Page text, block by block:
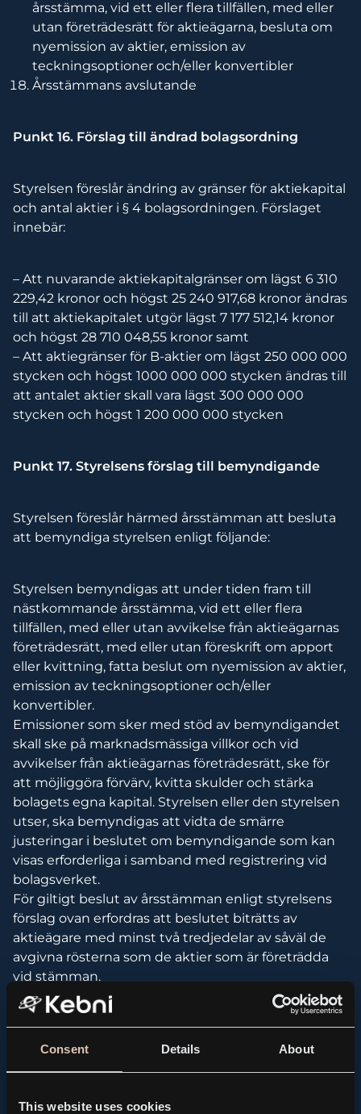
Consent Details About
This website uses cookies
årsstämma, vid ett eller flera tillfällen, med eller
utan företrädesrätt för aktieägarna, besluta om
nyemission av aktier, emission av
teckningsoptioner och/eller konvertibler
Årsstämmans avslutande
Punkt 16. Förslag till ändrad bolagsordning
Styrelsen föreslår ändring av gränser för aktiekapital
och antal aktier i § 4 bolagsordningen. Förslaget
innebär:
– Att nuvarande aktiekapitalgränser om lägst 6 310
229,42 kronor och högst 25 240 917,68 kronor ändras
till att aktiekapitalet utgör lägst 7 177 512,14 kronor
och högst 28 710 048,55 kronor samt
– Att aktiegränser för B-aktier om lägst 250 000 000
stycken och högst 1000 000 000 stycken ändras till
att antalet aktier skall vara lägst 300 000 000
stycken och högst 1 200 000 000 stycken
Punkt 17. Styrelsens förslag till bemyndigande
Styrelsen föreslår härmed årsstämman att besluta
att bemyndiga styrelsen enligt följande:
Styrelsen bemyndigas att under tiden fram till
nästkommande årsstämma, vid ett eller flera
tillfällen, med eller utan avvikelse från aktieägarnas
företrädesrätt, med eller utan föreskrift om apport
eller kvittning, fatta beslut om nyemission av aktier,
emission av teckningsoptioner och/eller
konvertibler.
Emissioner som sker med stöd av bemyndigandet
skall ske på marknadsmässiga villkor och vid
avvikelser från aktieägarnas företrädesrätt, ske för
att möjliggöra förvärv, kvitta skulder och stärka
bolagets egna kapital. Styrelsen eller den styrelsen
utser, ska bemyndigas att vidta de smärre
justeringar i beslutet om bemyndigande som kan
visas erforderliga i samband med registrering vid
bolagsverket.
För giltigt beslut av årsstämman enligt styrelsens
förslag ovan erfordras att beslutet biträtts av
aktieägare med minst två tredjedelar av såväl de
avgivna rösterna som de aktier som är företrädda
vid stämman.
C. ANTAL AKTIER OCH RÖSTER I BOLAGET
aktier med tio röster vardera samt 700 739 594 B-